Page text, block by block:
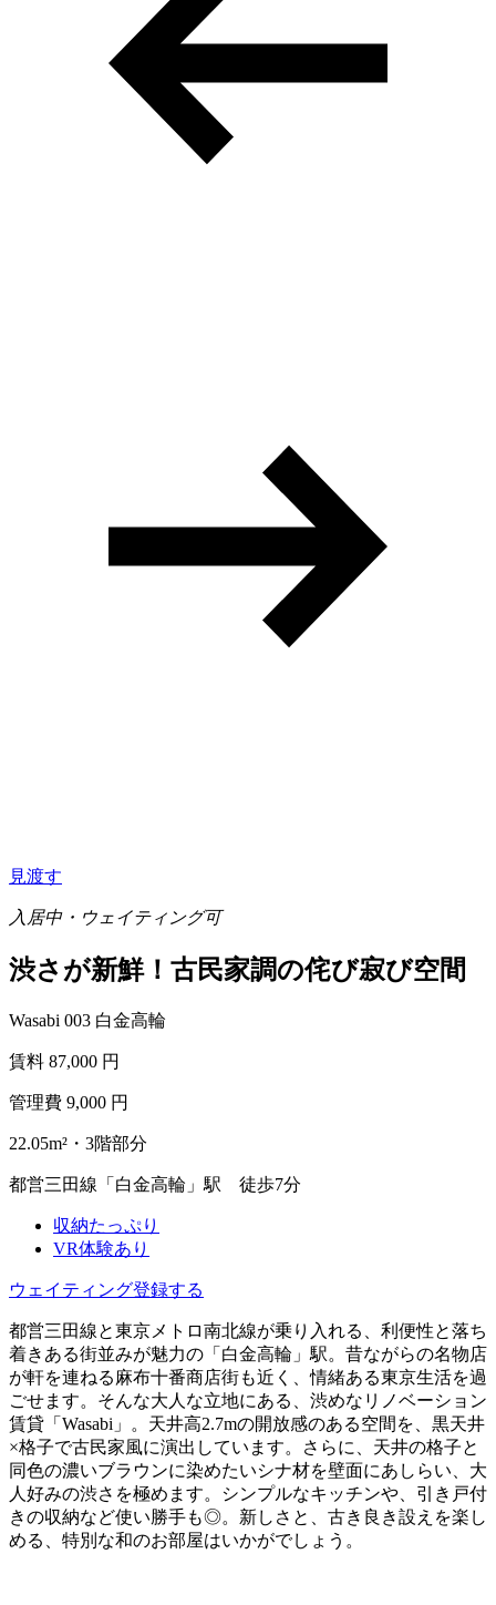
見渡す
入居中・ウェイティング可
渋さが新鮮！古民家調の侘び寂び空間
Wasabi 003 白金高輪
賃料 87,000 円
管理費 9,000 円
22.05m²・3階部分
都営三田線「白金高輪」駅 徒歩7分
収納たっぷり
VR体験あり
ウェイティング登録する
都営三田線と東京メトロ南北線が乗り入れる、利便性と落ち
着きある街並みが魅力の「白金高輪」駅。昔ながらの名物店
が軒を連ねる麻布十番商店街も近く、情緒ある東京生活を過
ごせます。そんな大人な立地にある、渋めなリノベーション
賃貸「Wasabi」。天井高2.7mの開放感のある空間を、黒天井
×格子で古民家風に演出しています。さらに、天井の格子と
同色の濃いブラウンに染めたいシナ材を壁面にあしらい、大
人好みの渋さを極めます。シンプルなキッチンや、引き戸付
きの収納など使い勝手も◎。新しさと、古き良き設えを楽し
める、特別な和のお部屋はいかがでしょう。